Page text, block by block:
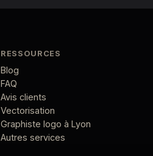
RESSOURCES
Blog
FAQ
Avis clients
Vectorisation
Graphiste logo à Lyon
Autres services